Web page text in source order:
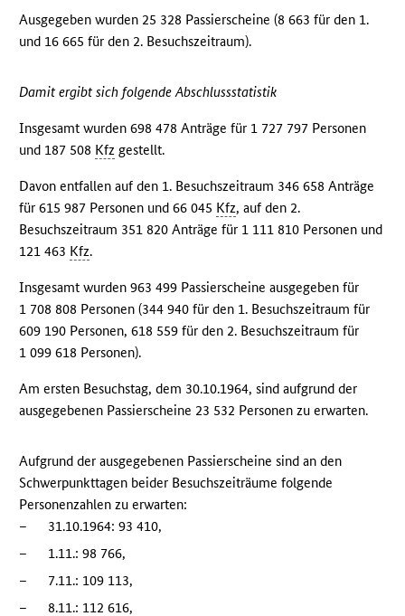
Ausgegeben wurden 25 328 Passierscheine (8 663 für den 1.
und 16 665 für den 2. Besuchszeitraum).
Damit ergibt sich folgende Abschlussstatistik
Insgesamt wurden 698 478 Anträge für 1 727 797 Personen
und 187 508 Kfz gestellt.
Davon entfallen auf den 1. Besuchszeitraum 346 658 Anträge
für 615 987 Personen und 66 045 Kfz, auf den 2.
Besuchszeitraum 351 820 Anträge für 1 111 810 Personen und
121 463 Kfz.
Insgesamt wurden 963 499 Passierscheine ausgegeben für
1 708 808 Personen (344 940 für den 1. Besuchszeitraum für
609 190 Personen, 618 559 für den 2. Besuchszeitraum für
1 099 618 Personen).
Am ersten Besuchstag, dem 30.10.1964, sind aufgrund der
ausgegebenen Passierscheine 23 532 Personen zu erwarten.
Aufgrund der ausgegebenen Passierscheine sind an den
Schwerpunkttagen beider Besuchszeiträume folgende
Personenzahlen zu erwarten:
–
31.10.1964: 93 410,
–
1.11.: 98 766,
–
7.11.: 109 113,
–
8.11.: 112 616,